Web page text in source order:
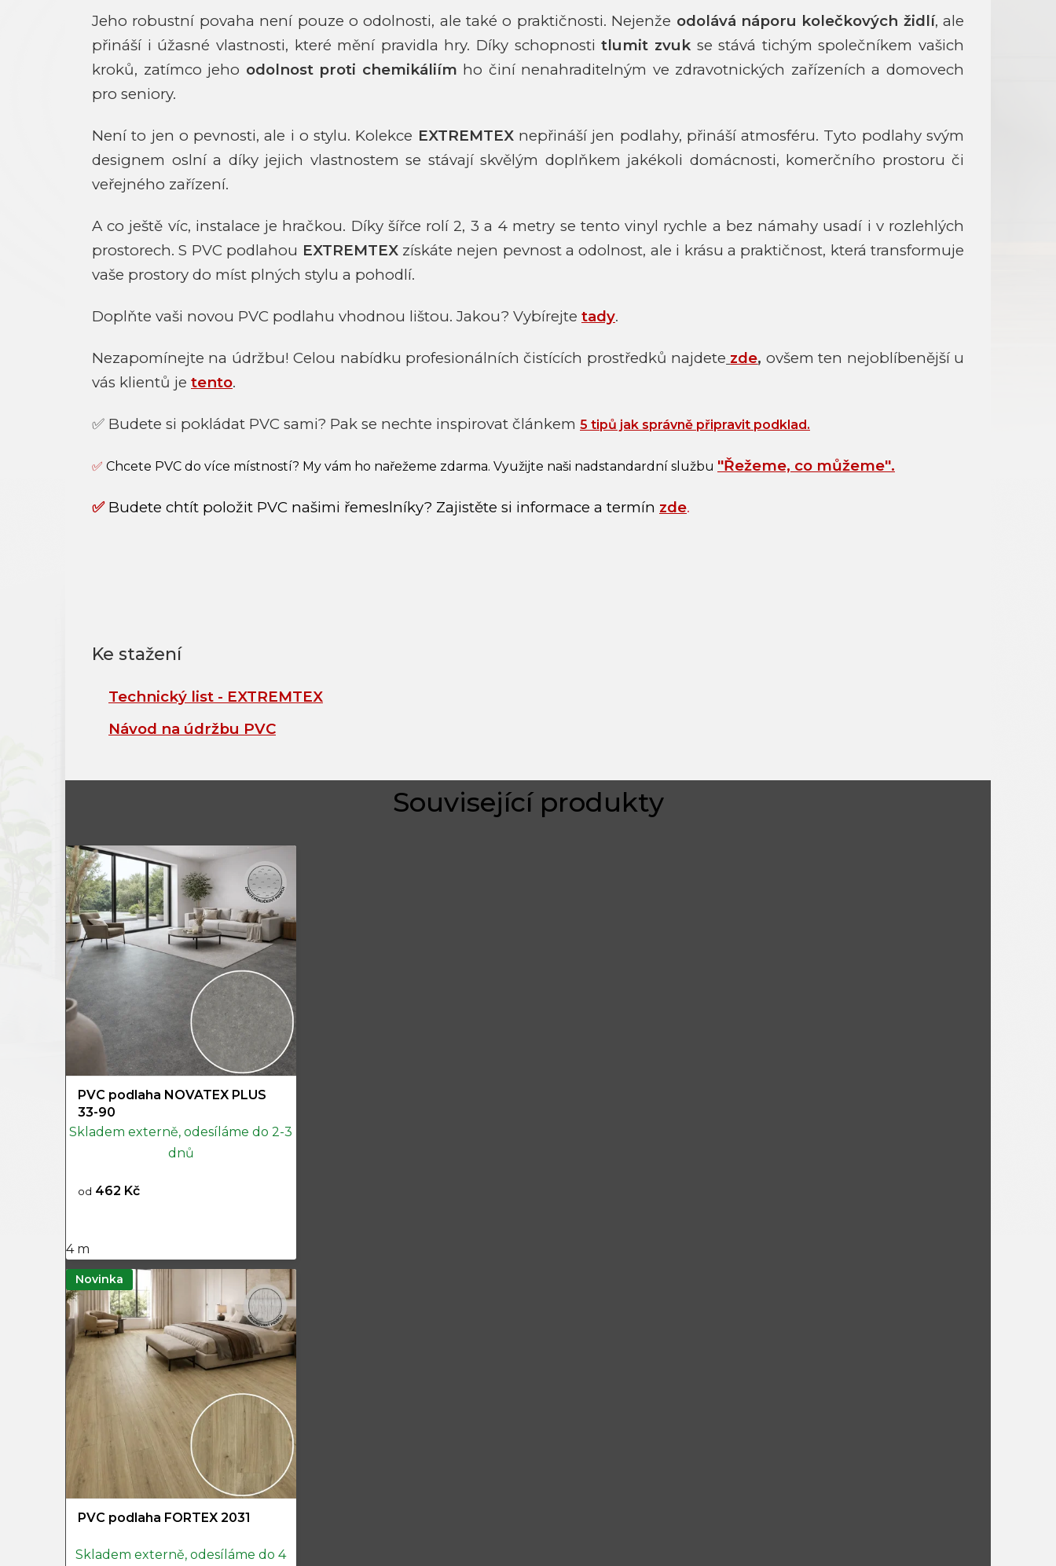
Jeho robustní povaha není pouze o odolnosti, ale také o praktičnosti. Nejenže odolává náporu kolečkových židlí, ale
přináší i úžasné vlastnosti, které mění pravidla hry. Díky schopnostitlumit zvukse stává tichým společníkem vašich
kroků, zatímco jeho odolnost proti chemikáliím ho činí nenahraditelným ve zdravotnických zařízeních a domovech
pro seniory.
Není to jen o pevnosti, ale i o stylu. Kolekce EXTREMTEXnepřináší jen podlahy, přináší atmosféru. Tyto podlahy svým
designem oslní a díky jejich vlastnostem se stávají skvělým doplňkem jakékoli domácnosti, komerčního prostoru či
veřejného zařízení.
A co ještě víc, instalace je hračkou. Díky šířce rolí 2, 3 a 4 metry se tento vinyl rychle a bez námahy usadí i v rozlehlých
prostorech. S PVC podlahou EXTREMTEXzískáte nejen pevnost a odolnost, ale i krásu a praktičnost, která transformuje
vaše prostory do míst plných stylu a pohodlí.
Doplňte vaši novou PVC podlahu vhodnou lištou. Jakou? Vybírejte tady.
Nezapomínejte na údržbu! Celou nabídku profesionálních čistících prostředků najdete zde, ovšem ten nejoblíbenější u
vás klientů je tento.
✅ Budete si pokládat PVC sami? Pak se nechte inspirovat článkem 5 tipů jak správně připravit podklad.
✅ Chcete PVC do více místností? My vám ho nařežeme zdarma. Využijte naši nadstandardní službu "Řežeme, co můžeme".
✅ Budete chtít položit PVC našimi řemeslníky? Zajistěte si informace a termín zde.
Technický list - EXTREMTEX
Návod na údržbu PVC
PVC podlaha NOVATEX PLUS
33-90
Skladem externě, odesíláme do 2-3
dnů
od 462 Kč
4 m
Novinka
PVC podlaha FORTEX 2031
Skladem externě, odesíláme do 4